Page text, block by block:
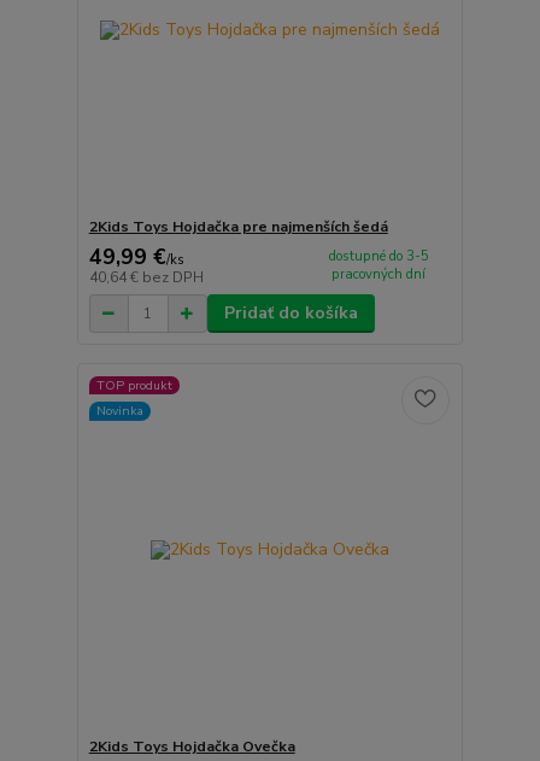
2Kids Toys Hojdačka pre najmenších šedá
49,99 €/ks
40,64 € bez DPH
dostupné do 3-5
pracovných dní
Pridať do košíka
TOP produkt
Novinka
2Kids Toys Hojdačka Ovečka